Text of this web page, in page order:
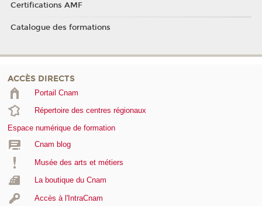
Certifications AMF
Catalogue des formations
ACCÈS DIRECTS
Portail Cnam
Répertoire des centres régionaux
Espace numérique de formation
Cnam blog
Musée des arts et métiers
La boutique du Cnam
Accès à l'IntraCnam